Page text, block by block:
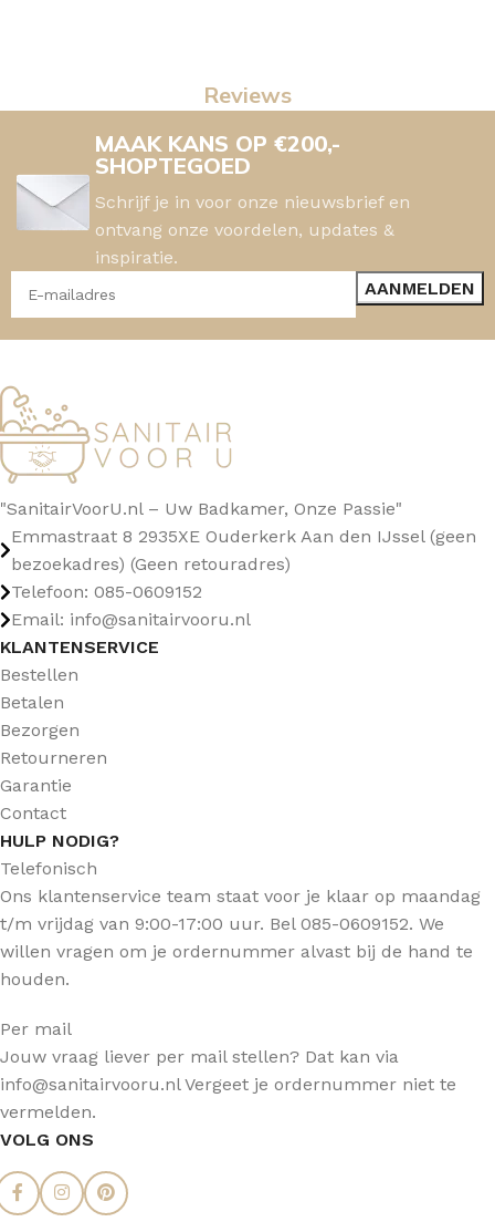
Reviews
MAAK KANS OP €200,-
SHOPTEGOED
Schrijf je in voor onze nieuwsbrief en
ontvang onze voordelen, updates &
inspiratie.
"SanitairVoorU.nl – Uw Badkamer, Onze Passie"
Emmastraat 8 2935XE Ouderkerk Aan den IJssel (geen
bezoekadres) (Geen retouradres)
Telefoon: 085-0609152
Email: info@sanitairvooru.nl
KLANTENSERVICE
Bestellen
Betalen
Bezorgen
Retourneren
Garantie
Contact
HULP NODIG?
Telefonisch
Ons klantenservice team staat voor je klaar op maandag
t/m vrijdag van 9:00-17:00 uur. Bel 085-0609152. We
willen vragen om je ordernummer alvast bij de hand te
houden.
Per mail
Jouw vraag liever per mail stellen? Dat kan via
info@sanitairvooru.nl Vergeet je ordernummer niet te
vermelden.
VOLG ONS